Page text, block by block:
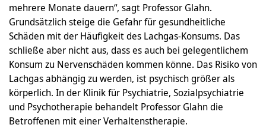
mehrere Monate dauern“, sagt Professor Glahn.
Grundsätzlich steige die Gefahr für gesundheitliche
Schäden mit der Häufigkeit des Lachgas-Konsums. Das
schließe aber nicht aus, dass es auch bei gelegentlichem
Konsum zu Nervenschäden kommen könne. Das Risiko von
Lachgas abhängig zu werden, ist psychisch größer als
körperlich. In der Klinik für Psychiatrie, Sozialpsychiatrie
und Psychotherapie behandelt Professor Glahn die
Betroffenen mit einer Verhaltenstherapie.